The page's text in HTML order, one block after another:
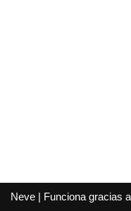
Neve | Funciona gracias a